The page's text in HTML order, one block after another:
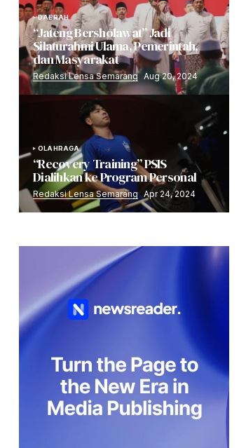
DAERAH
“Jateng Bersholawat” Jadi
Silaturahmi Ulama, Pemerintah,
dan Masyarakat
Redaksi Lensa Semarang Aug 20, 2024
OLAHRAGA
“Recovery Training” PSIS
Dialihkan ke Program Personal
Redaksi Lensa Semarang Apr 24, 2024